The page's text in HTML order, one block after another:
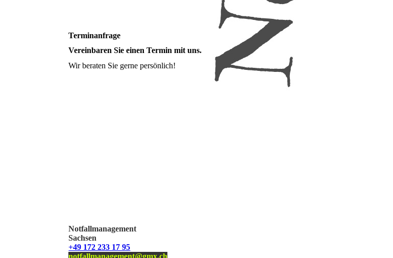
Terminanfrage
Vereinbaren Sie einen Termin mit uns.
Wir beraten Sie gerne persönlich!
Notfallmanagement
Sachsen
+49 172 233 17 95